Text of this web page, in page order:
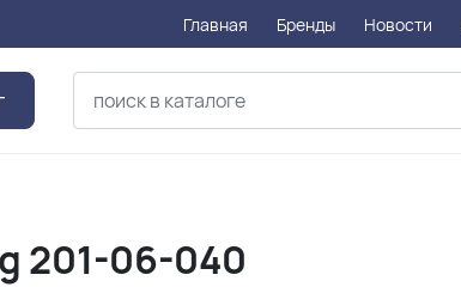
Главная Бренды Новости
201-06-040